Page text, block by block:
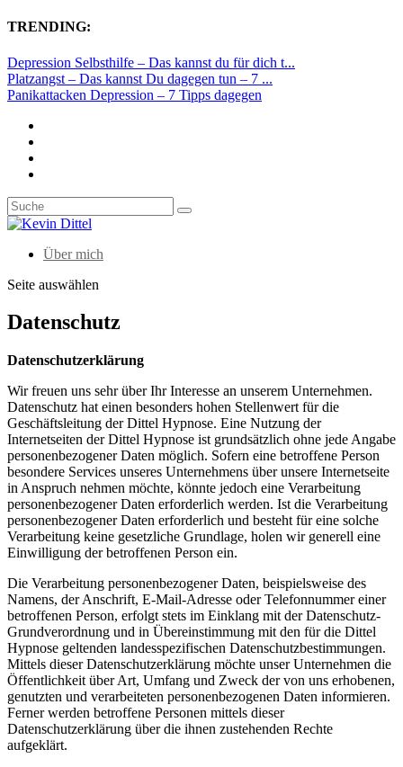
TRENDING:
Depression Selbsthilfe – Das kannst du für dich t...
Platzangst – Das kannst Du dagegen tun – 7 ...
Panikattacken Depression – 7 Tipps dagegen
Über mich
Seite auswählen
Datenschutz
Datenschutzerklärung
Wir freuen uns sehr über Ihr Interesse an unserem Unternehmen.
Datenschutz hat einen besonders hohen Stellenwert für die
Geschäftsleitung der Dittel Hypnose. Eine Nutzung der
Internetseiten der Dittel Hypnose ist grundsätzlich ohne jede Angabe
personenbezogener Daten möglich. Sofern eine betroffene Person
besondere Services unseres Unternehmens über unsere Internetseite
in Anspruch nehmen möchte, könnte jedoch eine Verarbeitung
personenbezogener Daten erforderlich werden. Ist die Verarbeitung
personenbezogener Daten erforderlich und besteht für eine solche
Verarbeitung keine gesetzliche Grundlage, holen wir generell eine
Einwilligung der betroffenen Person ein.
Die Verarbeitung personenbezogener Daten, beispielsweise des
Namens, der Anschrift, E-Mail-Adresse oder Telefonnummer einer
betroffenen Person, erfolgt stets im Einklang mit der Datenschutz-
Grundverordnung und in Übereinstimmung mit den für die Dittel
Hypnose geltenden landesspezifischen Datenschutzbestimmungen.
Mittels dieser Datenschutzerklärung möchte unser Unternehmen die
Öffentlichkeit über Art, Umfang und Zweck der von uns erhobenen,
genutzten und verarbeiteten personenbezogenen Daten informieren.
Ferner werden betroffene Personen mittels dieser
Datenschutzerklärung über die ihnen zustehenden Rechte
aufgeklärt.